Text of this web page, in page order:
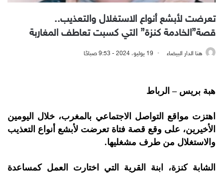
تعرضت لأبشع أنواع الاستغلال والتعذيب..
قصة”الخادمة كنزة” التي كسبت تعاطف المغاربة
هنا الدار البيضاء 19 يوليو، 2024 - 9:53 صباحًا
هبة بريس – الرباط
اهتزت مواقع التواصل الاجتماعي بالمغرب، خلال اليومين
الأخيرين، على وقع قصة فتاة تعرضت لأبشع أنواع التعذيب
والاستغلال من طرف مشغليها.
الشابة كنزة، ابنة القرية التي اختارت العمل كمساعدة